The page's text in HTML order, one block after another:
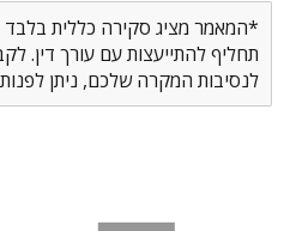
*המאמר מציג סקירה כללית בלבד
תחליף להתייעצות עם עורך דין.
לנסיבות המקרה שלכם, ניתן